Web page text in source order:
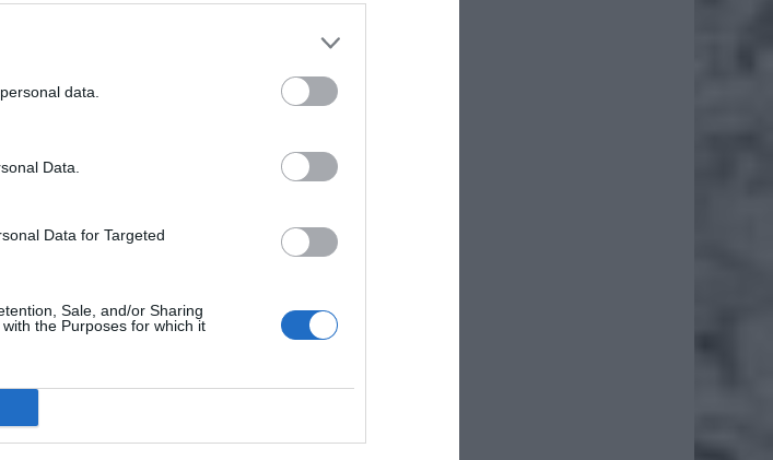
data.
Data.
Data for Targeted
Sale, and/or Sharing
the Purposes for which it
800+. Nowa propozycja dla
seniorów. Policzyliśmy, ile może
od 2200 do 2700 zł